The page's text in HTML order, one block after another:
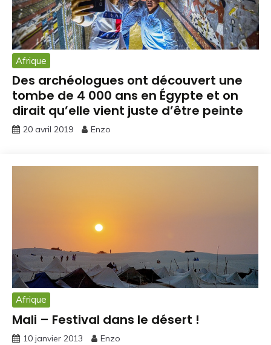
Afrique
Des archéologues ont découvert une
tombe de 4 000 ans en Égypte et on
dirait qu’elle vient juste d’être peinte
20 avril 2019 Enzo
Afrique
Mali – Festival dans le désert !
10 janvier 2013 Enzo